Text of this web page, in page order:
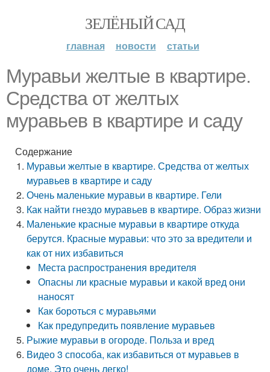
ЗЕЛЁНЫЙ САД
главная новости статьи
Муравьи желтые в квартире.
Средства от желтых
муравьев в квартире и саду
Содержание
Муравьи желтые в квартире. Средства от желтых
муравьев в квартире и саду
Очень маленькие муравьи в квартире. Гели
Как найти гнездо муравьев в квартире. Образ жизни
Маленькие красные муравьи в квартире откуда
берутся. Красные муравьи: что это за вредители и
как от них избавиться
Места распространения вредителя
Опасны ли красные муравьи и какой вред они
наносят
Как бороться с муравьями
Как предупредить появление муравьев
Рыжие муравьи в огороде. Польза и вред
Видео 3 способа, как избавиться от муравьев в
доме. Это очень легко!